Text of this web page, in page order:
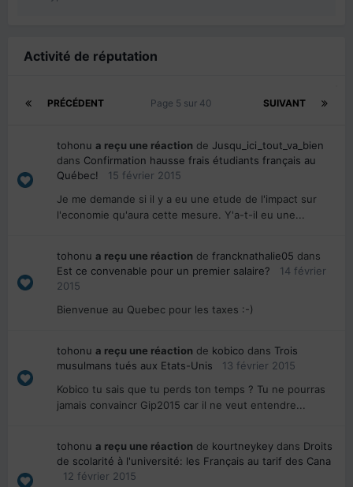
Activité de réputation
PRÉCÉDENT SUIVANT
Page 5 sur 40
tohonu a reçu une réaction de Jusqu_ici_tout_va_bien
dans Confirmation hausse frais étudiants français au
Québec!
15 février 2015
Je me demande si il y a eu une etude de l'impact sur
l'economie qu'aura cette mesure. Y'a-t-il eu une...
tohonu a reçu une réaction de francknathalie05 dans
Est ce convenable pour un premier salaire?
14 février
2015
Bienvenue au Quebec pour les taxes :-)
tohonu a reçu une réaction de kobico dans Trois
musulmans tués aux Etats-Unis
13 février 2015
Kobico tu sais que tu perds ton temps ? Tu ne pourras
jamais convaincr Gip2015 car il ne veut entendre...
tohonu a reçu une réaction de kourtneykey dans Droits
de scolarité à l'université: les Français au tarif des Cana
12 février 2015